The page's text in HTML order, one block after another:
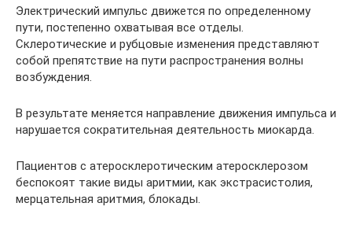
Электрический импульс движется по определенному
пути, постепенно охватывая все отделы.
Склеротические и рубцовые изменения представляют
собой препятствие на пути распространения волны
возбуждения.
В результате меняется направление движения импульса и
нарушается сократительная деятельность миокарда.
Пациентов с атеросклеротическим атеросклерозом
беспокоят такие виды аритмии, как экстрасистолия,
мерцательная аритмия, блокады.